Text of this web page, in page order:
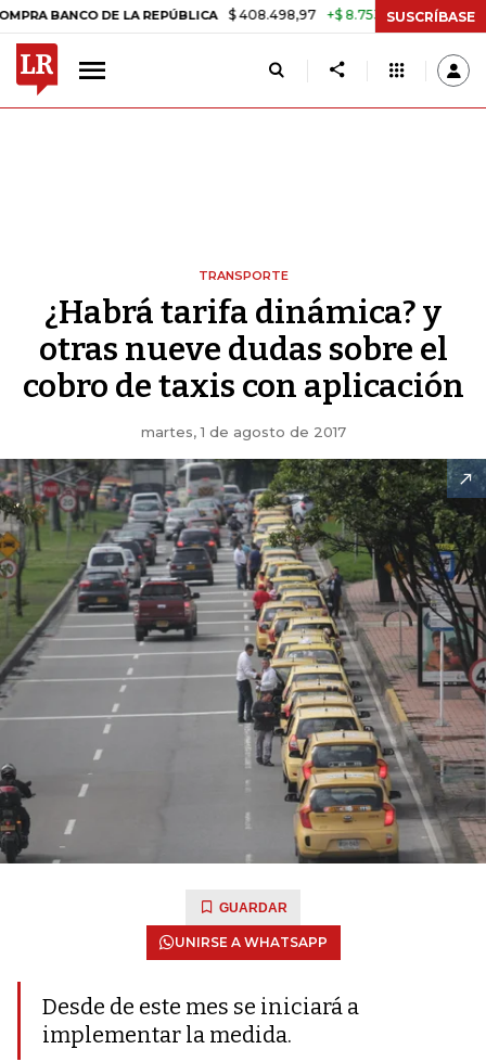
DE LA REPÚBLICA $ 408.498,97 +$ 8.753,81 +2,19% TASA DE
SUSCRÍBASE
TRANSPORTE
¿Habrá tarifa dinámica? y
otras nueve dudas sobre el
cobro de taxis con aplicación
martes, 1 de agosto de 2017
GUARDAR
UNIRSE A WHATSAPP
Desde de este mes se iniciará a
implementar la medida.